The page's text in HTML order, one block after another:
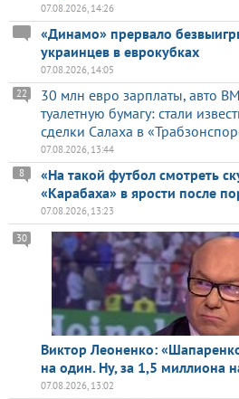
07.08.2026, 14:26
«Динамо» прервало
украинцев в еврокубках
07.08.2026, 14:05
30 млн евро зарплаты, авто
туалетную бумагу: стали
сделки Салаха в
22
07.08.2026, 13:44
«На такой футбол смотреть
«Карабаха» в ярости после
8
07.08.2026, 13:23
Виктор Леоненко:
на один. Ну, за 1,5 миллиона
30
07.08.2026, 13:02